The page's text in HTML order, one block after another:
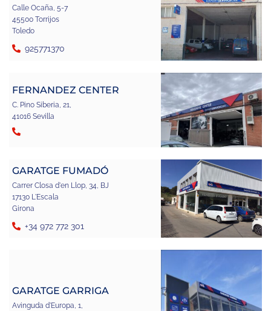
Calle Ocaña, 5-7
45500 Torrijos
Toledo
925771370
FERNANDEZ CENTER
C. Pino Siberia, 21,
41016 Sevilla
GARATGE FUMADÓ
Carrer Closa d'en Llop, 34, BJ
17130 L'Escala
Girona
+34 972 772 301
GARATGE GARRIGA
Avinguda d'Europa, 1,